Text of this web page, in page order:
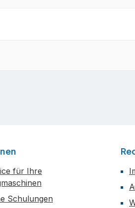
für Ihre
Schulungen